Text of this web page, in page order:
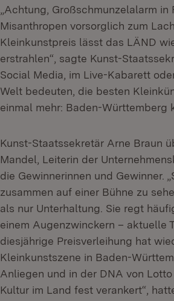
„Achtung, Großschmunzelalarm
Misanthropen vorsorglich zum
Kleinkunstpreis lässt das LÄND
erstrahlen“, sagte Kunst-
Social Media, im Live-Kabarett
Welt bedeuten, die besten
einmal mehr: Baden-Württemberg
Kunst-Staatssekretär Arne Braun
Mandel, Leiterin der
die Gewinnerinnen und Gewinner.
zusammen auf einer Bühne zu
als nur Unterhaltung. Sie regt
einem Augenzwinckern – aktuelle
diesjährige Preisverleihung hat
Kleinkunstszene in Baden-
Anliegen und in der DNA von
Kultur im Land fest verankert“,